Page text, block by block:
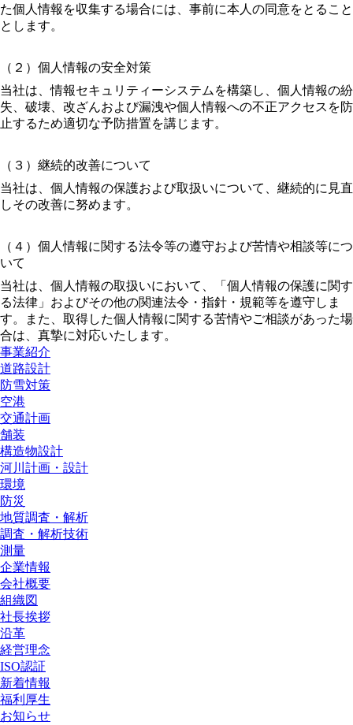
た個人情報を収集する場合には、事前に本人の同意をとること
とします。
（２）個人情報の安全対策
当社は、情報セキュリティーシステムを構築し、個人情報の紛
失、破壊、改ざんおよび漏洩や個人情報への不正アクセスを防
止するため適切な予防措置を講じます。
（３）継続的改善について
当社は、個人情報の保護および取扱いについて、継続的に見直
しその改善に努めます。
（４）個人情報に関する法令等の遵守および苦情や相談等につ
いて
当社は、個人情報の取扱いにおいて、「個人情報の保護に関す
る法律」およびその他の関連法令・指針・規範等を遵守しま
す。また、取得した個人情報に関する苦情やご相談があった場
合は、真摯に対応いたします。
事業紹介
道路設計
防雪対策
空港
交通計画
舗装
構造物設計
河川計画・設計
環境
防災
地質調査・解析
調査・解析技術
測量
企業情報
会社概要
組織図
社長挨拶
沿革
経営理念
ISO認証
新着情報
福利厚生
お知らせ